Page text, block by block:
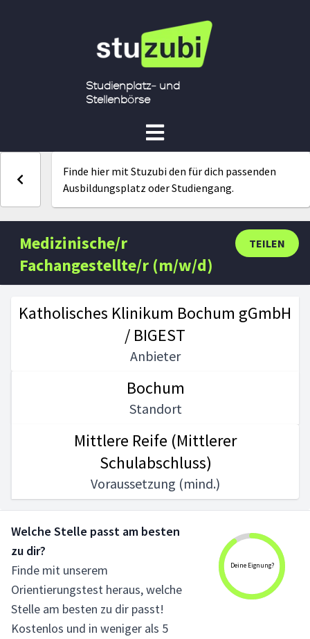
Studienplatz- und
Stellenbörse
Finde hier mit Stuzubi den für dich passenden
Ausbildungsplatz oder Studiengang.
TEILEN
Medizinische/r
Fachangestellte/r (m/w/d)
Katholisches Klinikum Bochum gGmbH
/ BIGEST
Anbieter
Bochum
Standort
Mittlere Reife (Mittlerer
Schulabschluss)
Voraussetzung (mind.)
Deine Eignung?
Welche Stelle passt am besten
zu dir?
Finde mit unserem
Orientierungstest heraus, welche
Stelle am besten zu dir passt!
Kostenlos und in weniger als 5